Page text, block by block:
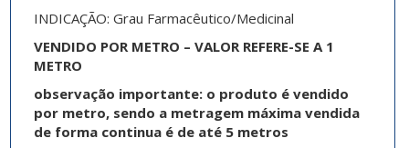
INDICAÇÃO: Grau Farmacêutico/Medicinal
VENDIDO POR METRO – VALOR REFERE-SE A 1
METRO
observação importante: o produto é vendido
por metro, sendo a metragem máxima vendida
de forma continua é de até 5 metros